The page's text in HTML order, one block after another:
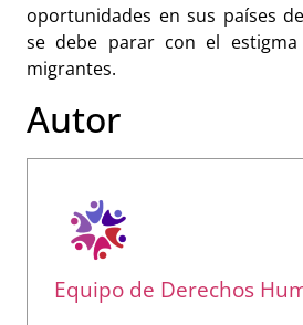
oportunidades en sus países
se debe parar con el
migrantes.
Autor
Equipo de Derechos